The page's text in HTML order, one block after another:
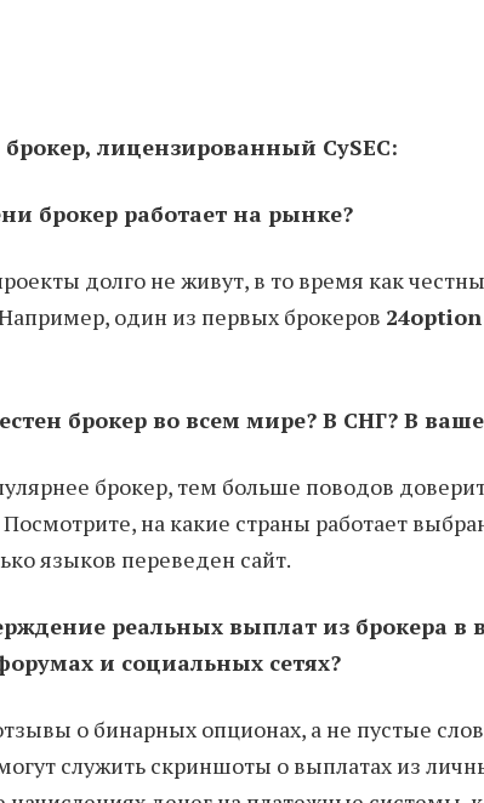
лицензированный CySEC:
брокер работает на рынке?
долго не живут, в то время как
один из первых брокеров 24option
брокер во всем мире? В СНГ? В
брокер, тем больше поводов
на какие страны работает
языков переведен сайт.
реальных выплат из брокера в
и социальных сетях?
о бинарных опционах, а не пустые
служить скриншоты о выплатах из